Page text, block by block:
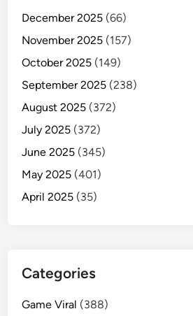
December 2025 (66)
November 2025 (157)
October 2025 (149)
September 2025 (238)
August 2025 (372)
July 2025 (372)
June 2025 (345)
May 2025 (401)
April 2025 (35)
Categories
Game Viral (388)